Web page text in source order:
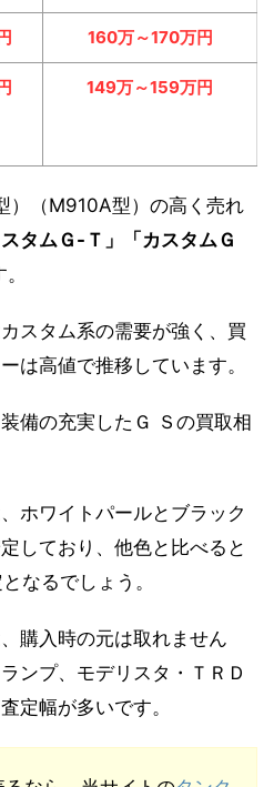
160万～170万円
149万～159万円
）（M910A型）の高く売れ
スタムＧ-Ｔ」「カスタムＧ
スタム系の需要が強く、買
は高値で推移しています。
備の充実したＧ Ｓの買取相
ホワイトパールとブラック
しており、他色と比べると
なるでしょう。
購入時の元は取れません
ンプ、モデリスタ・ＴＲＤ
定幅が多いです。